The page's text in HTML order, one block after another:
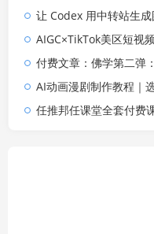
让 Codex 用中转站生成图片：
AIGC×TikTok美区短视频带货线下课；两
付费文章：佛学第二弹：还是四
AI动画漫剧制作教程｜选题剧情构思·分镜
任推邦任课堂全套付费课程；网盘拉新